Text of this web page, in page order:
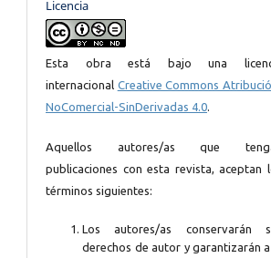
Licencia
Esta obra está bajo una
internacional Creative Commons
NoComercial-SinDerivadas 4.0.
Aquellos autores/as que
publicaciones con esta revista, aceptan
términos siguientes:
Los autores/as conservarán
derechos de autor y garantizarán